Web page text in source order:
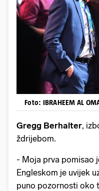
Foto: IBRAHEEM AL
Gregg Berhalter,
ždrijebom.
- Moja prva pomisao
Engleskom je uvijek
puno pozornosti oko